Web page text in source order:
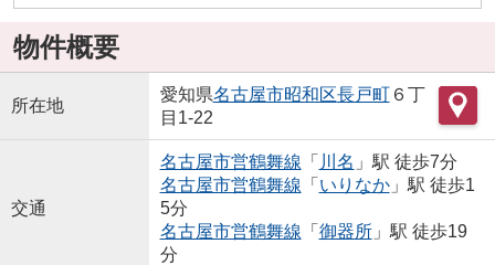
物件概要
所在地
愛知県名古屋市昭和区長戸町６丁
目1-22
交通
名古屋市営鶴舞線 「 川名 」駅 徒歩7分
名古屋市営鶴舞線 「 いりなか」駅 徒歩1
5分
名古屋市営鶴舞線 「 御器所」駅 徒歩19
分